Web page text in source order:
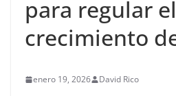
para regular el
crecimiento
enero 19, 2026 David Rico